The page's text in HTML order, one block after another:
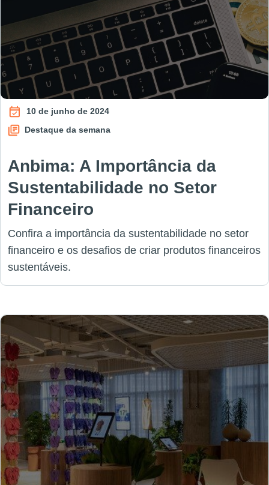
10 de junho de 2024
Destaque da semana
Anbima: A Importância da
Sustentabilidade no Setor
Financeiro
Confira a importância da sustentabilidade no setor
financeiro e os desafios de criar produtos financeiros
sustentáveis.